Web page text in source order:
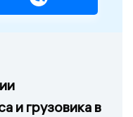
и грузовика в